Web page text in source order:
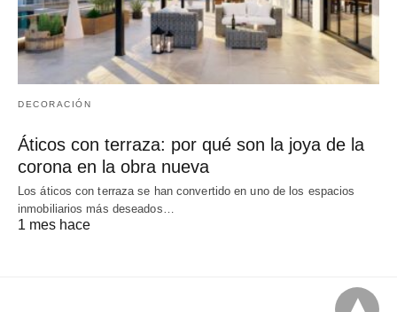
DECORACIÓN
Áticos con terraza: por qué son la joya de la
corona en la obra nueva
Los áticos con terraza se han convertido en uno de los espacios
inmobiliarios más deseados…
1 mes hace